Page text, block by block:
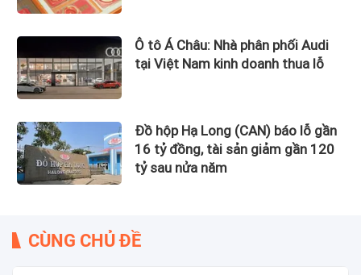
Ô tô Á Châu: Nhà phân phối Audi
tại Việt Nam kinh doanh thua lỗ
Đồ hộp Hạ Long (CAN) báo lỗ gần
16 tỷ đồng, tài sản giảm gần 120
tỷ sau nửa năm
CÙNG CHỦ ĐỀ